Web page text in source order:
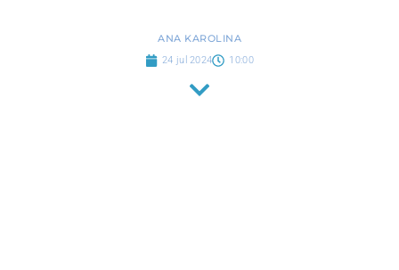
ANA KAROLINA
24 jul 2024 10:00